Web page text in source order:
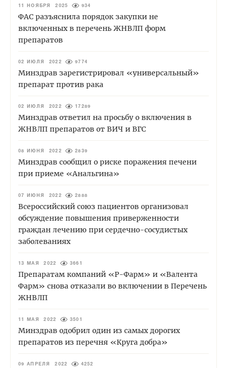
11 НОЯБРЯ 2025 934
ФАС разъяснила порядок закупки не
включенных в перечень ЖНВЛП форм
препаратов
02 ИЮЛЯ 2022 9774
Минздрав зарегистрировал «универсальный»
препарат против рака
02 ИЮЛЯ 2022 17289
Минздрав ответил на просьбу о включения в
ЖНВЛП препаратов от ВИЧ и ВГС
08 ИЮНЯ 2022 2839
Минздрав сообщил о риске поражения печени
при приеме «Анальгина»
07 ИЮНЯ 2022 2888
Всероссийский союз пациентов организовал
обсуждение повышения приверженности
граждан лечению при сердечно-сосудистых
заболеваниях
13 МАЯ 2022 3661
Препаратам компаний «Р-Фарм» и «Валента
Фарм» снова отказали во включении в Перечень
ЖНВЛП
11 МАЯ 2022 3501
Минздрав одобрил один из самых дорогих
препаратов из перечня «Круга добра»
09 АПРЕЛЯ 2022 4252